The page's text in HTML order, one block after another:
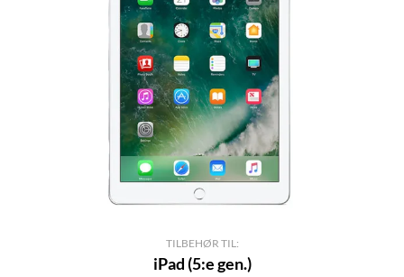
TILBEHØR TIL:
iPad (5:e gen.)